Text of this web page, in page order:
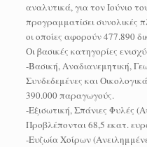
αναλυτικά, για τον Ιούνιο
προγραμματίσει συνολικές
οι οποίες αφορούν 477.890
Οι βασικές κατηγορίες
-Βασική, Αναδιανεμητική,
Συνδεδεμένες και
390.000 παραγωγούς.
-Εξισωτική, Σπάνιες Φυλές
Προβλέπονται 68,5 εκατ.
-Ευζωία Χοίρων